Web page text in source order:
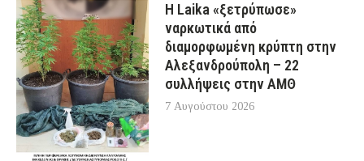
Η Laika «ξετρύπωσε»
ναρκωτικά από
διαμορφωμένη κρύπτη στην
Αλεξανδρούπολη – 22
συλλήψεις στην ΑΜΘ
7 Αυγούστου 2026